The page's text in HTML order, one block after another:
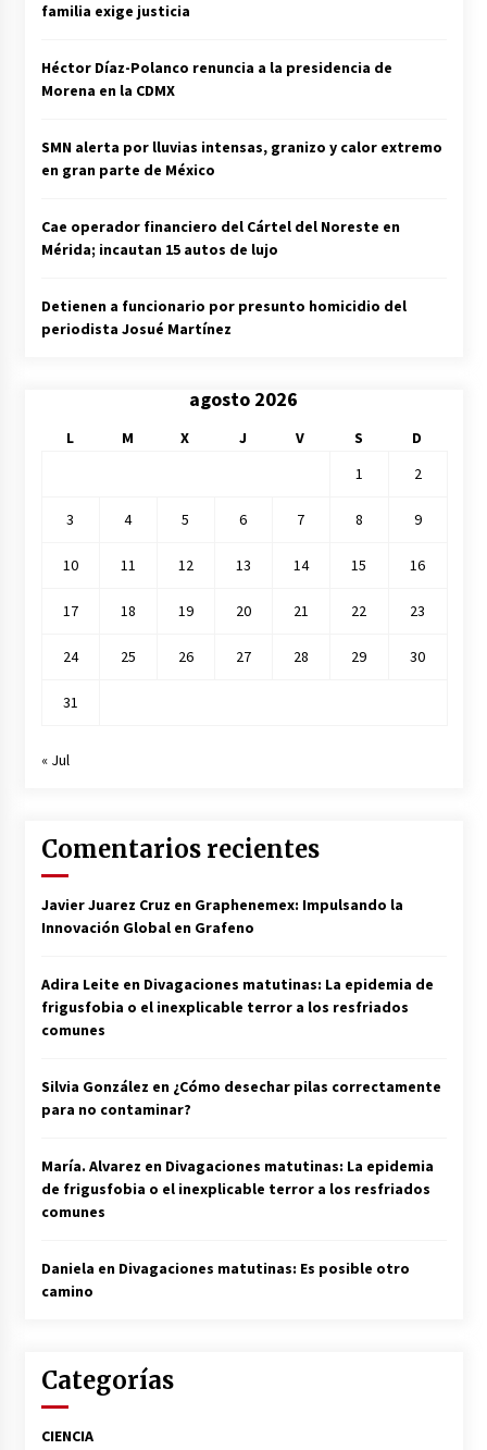
familia exige justicia
Héctor Díaz-Polanco renuncia a la presidencia de
Morena en la CDMX
SMN alerta por lluvias intensas, granizo y calor extremo
en gran parte de México
Cae operador financiero del Cártel del Noreste en
Mérida; incautan 15 autos de lujo
Detienen a funcionario por presunto homicidio del
periodista Josué Martínez
agosto 2026
L M X J V S
D
1
2
3 4 5 6 7 8 9
10 11 12 13 14 15 16
17 18 19 20 21 22 23
24 25 26 27 28 29 30
31
« Jul
Comentarios recientes
Javier Juarez Cruz en Graphenemex: Impulsando la
Innovación Global en Grafeno
Adira Leite en Divagaciones matutinas: La epidemia de
frigusfobia o el inexplicable terror a los resfriados
comunes
Silvia González en ¿Cómo desechar pilas correctamente
para no contaminar?
María. Alvarez en Divagaciones matutinas: La epidemia
de frigusfobia o el inexplicable terror a los resfriados
comunes
Daniela en Divagaciones matutinas: Es posible otro
camino
Categorías
CIENCIA